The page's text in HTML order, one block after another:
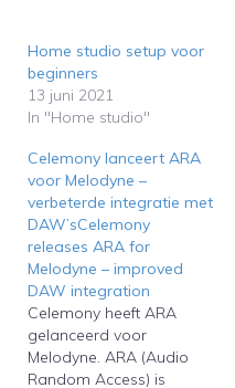
Home studio setup voor
beginners
13 juni 2021
In "Home studio"
Celemony lanceert ARA
voor Melodyne –
verbeterde integratie met
DAW’sCelemony
releases ARA for
Melodyne – improved
DAW integration
Celemony heeft ARA
gelanceerd voor
Melodyne. ARA (Audio
Random Access) is